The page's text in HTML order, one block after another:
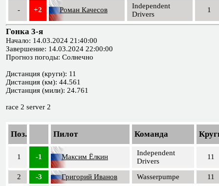
- +2 Роман Качесов
Independent
Drivers
1
Гонка 3-я
Начало: 14.03.2024 21:40:00
Завершение: 14.03.2024 22:00:00
Прогноз погоды: Солнечно
Дистанция (круги): 11
Дистанция (км): 44.561
Дистанция (мили): 24.761
race 2 server 2
Поз. Пилот Команда
1 -1 Максим Ёлкин
Independent
Drivers
11
2 -3 Григорий Иванов Wasserpumpe 11